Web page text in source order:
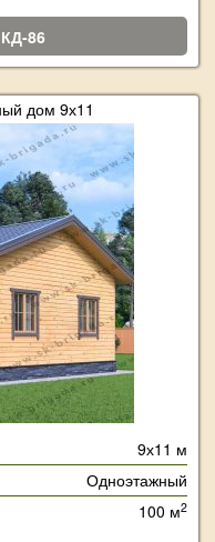
86
дом 9х11
9х11 м
Одноэтажный
100 м2